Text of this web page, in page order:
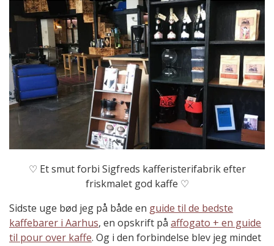
♡ Et smut forbi Sigfreds kafferisterifabrik efter
friskmalet god kaffe ♡
Sidste uge bød jeg på både en guide til de bedste
kaffebarer i Aarhus, en opskrift på affogato + en guide
til pour over kaffe. Og i den forbindelse blev jeg mindet